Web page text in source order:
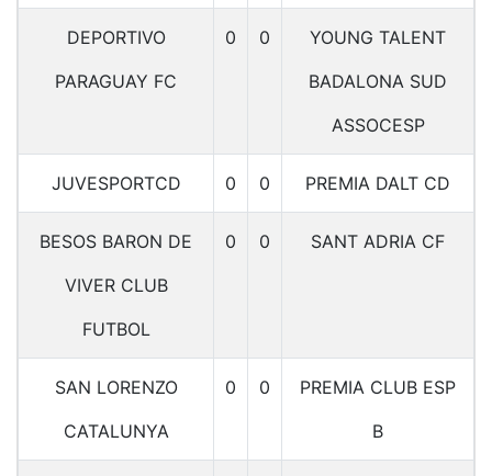
DEPORTIVO
PARAGUAY FC
0 0
YOUNG TALENT
BADALONA SUD
ASSOCESP
JUVESPORTCD 0 0 PREMIA DALT CD
BESOS BARON DE
VIVER CLUB
FUTBOL
0 0 SANT ADRIA CF
SAN LORENZO
CATALUNYA
0 0
PREMIA CLUB ESP
B